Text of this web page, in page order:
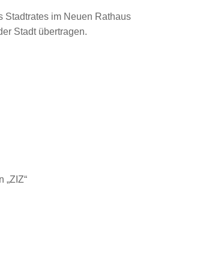
Stadtrates im Neuen Rathaus
Stadt übertragen.
„ZIZ“